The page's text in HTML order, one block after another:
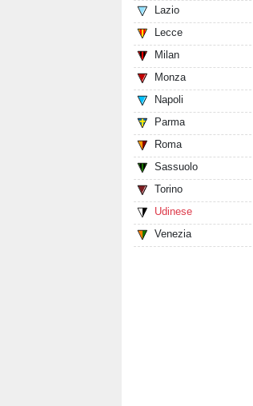
Lazio
Lecce
Milan
Monza
Napoli
Parma
Roma
Sassuolo
Torino
Udinese
Venezia